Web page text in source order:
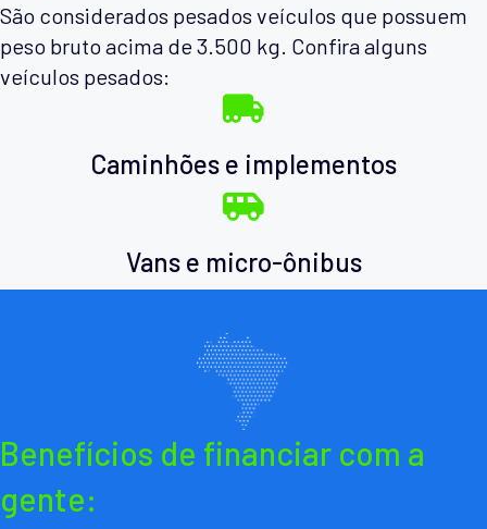
São considerados pesados veículos que possuem
peso bruto acima de 3.500 kg. Confira alguns
veículos pesados:
Caminhões e implementos
Vans e micro-ônibus
Benefícios de financiar com a
gente: